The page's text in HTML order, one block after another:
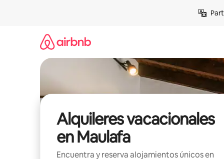
Alquileres vacacionales
en Maulafa
Encuentra y reserva alojamientos únicos en